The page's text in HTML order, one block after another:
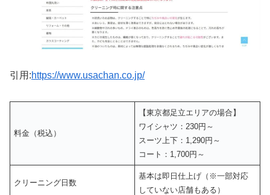
引用:https://www.usachan.co.jp/
料金（税込）
【東京都足立エリアの場合】
ワイシャツ：230円～
スーツ上下：1,290円～
コート：1,700円～
クリーニング日数
基本は即日仕上げ（※一部対応
していない店舗もある）